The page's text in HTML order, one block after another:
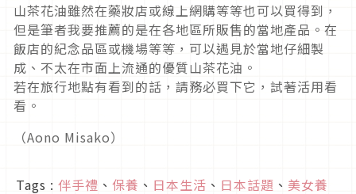
山茶花油雖然在藥妝店或線上網購等等也可以買得到，
但是筆者我要推薦的是在各地區所販售的當地產品。在
飯店的紀念品區或機場等等，可以遇見於當地仔細製
成、不太在市面上流通的優質山茶花油。
若在旅行地點有看到的話，請務必買下它，試著活用看
看。
（Aono Misako）
Tags : 伴手禮 、 保養 、 日本生活 、 日本話題 、 美女養